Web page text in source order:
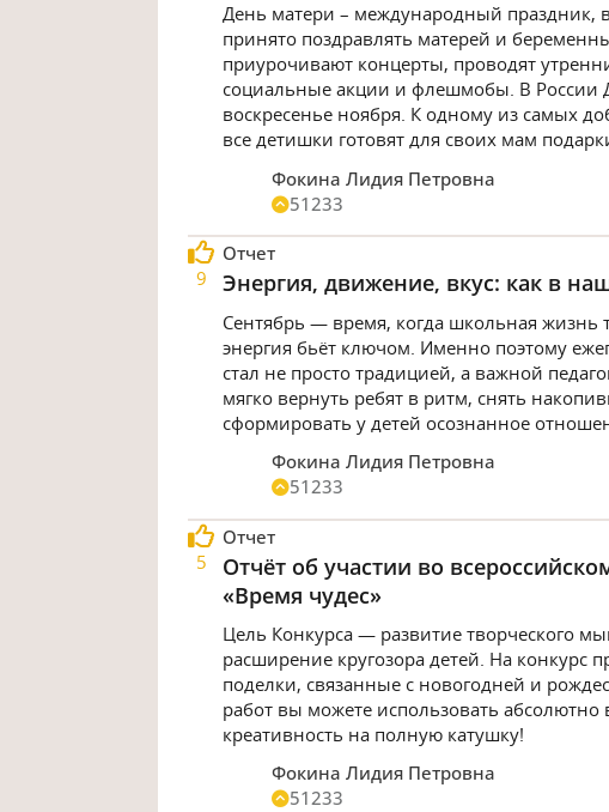
День матери – международный праздник,
принято поздравлять матерей и
приурочивают концерты, проводят
социальные акции и флешмобы. В России
воскресенье ноября. К одному из самых
все детишки готовят для своих мам
Фокина Лидия Петровна
51233
9
Отчет
Энергия, движение, вкус: как в
Сентябрь — время, когда школьная жизнь
энергия бьёт ключом. Именно поэтому
стал не просто традицией, а важной
мягко вернуть ребят в ритм, снять
сформировать у детей осознанное
Фокина Лидия Петровна
51233
5
Отчет
Отчёт об участии во
«Время чудес»
Цель Конкурса — развитие творческого
расширение кругозора детей. На конкурс
поделки, связанные с новогодней и
работ вы можете использовать
креативность на полную катушку!
Фокина Лидия Петровна
51233